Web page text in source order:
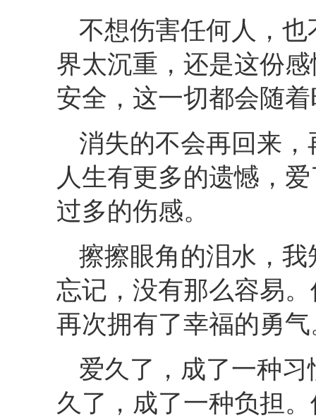
不想伤害任何人，
界太沉重，还是这份
安全，这一切都会随
消失的不会再回来
人生有更多的遗憾，
过多的伤感。
擦擦眼角的泪水，
忘记，没有那么容易
再次拥有了幸福的勇气
爱久了，成了一种
久了，成了一种负担